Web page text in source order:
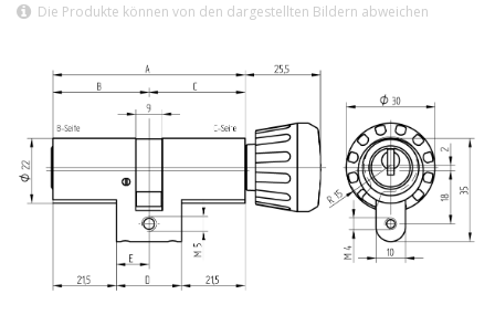
Die Produkte können von den dargestellten Bildern abweichen